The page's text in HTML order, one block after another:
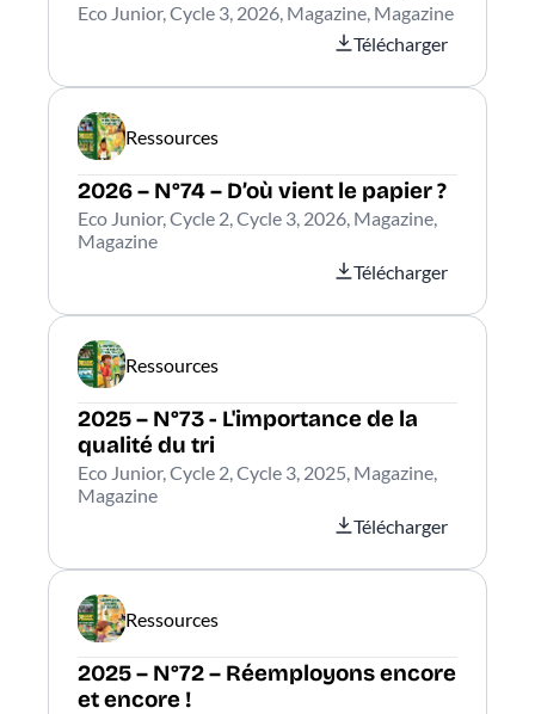
Eco Junior, Cycle 3, 2026, Magazine, Magazine
Télécharger
Ressources
2026 – N°74 – D’où vient le papier ?
Eco Junior, Cycle 2, Cycle 3, 2026, Magazine,
Magazine
Télécharger
Ressources
2025 – N°73 - L'importance de la
qualité du tri
Eco Junior, Cycle 2, Cycle 3, 2025, Magazine,
Magazine
Télécharger
Ressources
2025 – N°72 – Réemployons encore
et encore !